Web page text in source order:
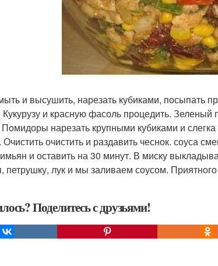
и высушить, нарезать кубиками, посыпать
и красную фасоль процедить.
нарезать крупными кубиками и слегка
очистить и раздавить чеснок. соуса
и оставить на 30 минут. В миску
петрушку, лук и мы заливаем соусом. Приятного
Поделитесь с друзьями!